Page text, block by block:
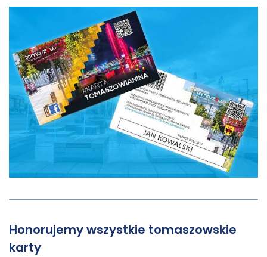
Honorujemy wszystkie tomaszowskie
karty